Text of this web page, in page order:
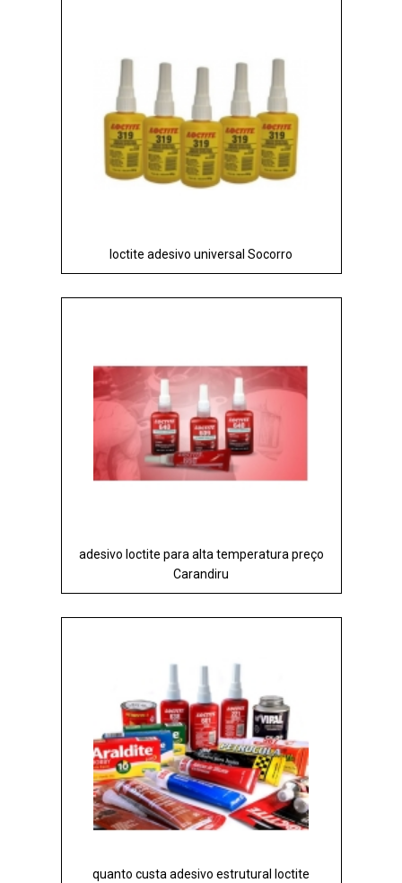
loctite adesivo universal Socorro
adesivo loctite para alta temperatura preço
Carandiru
quanto custa adesivo estrutural loctite